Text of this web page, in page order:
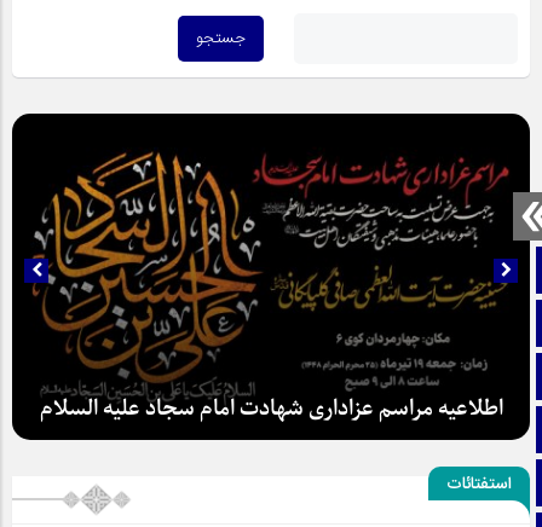
صفحه نخست
آپارات
اینستاگرام
اطلاعیه مراسم عزاداری شهادت امام سجاد علیه السلام
استفتائات